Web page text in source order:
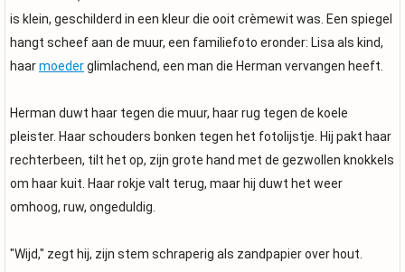
is klein, geschilderd in een kleur die ooit crèmewit was. Een spiegel
hangt scheef aan de muur, een familiefoto eronder: Lisa als kind,
haarmoederglimlachend, een man die Herman vervangen heeft.
Herman duwt haar tegen die muur, haar rug tegen de koele
pleister. Haar schouders bonken tegen het fotolijstje. Hij pakt haar
rechterbeen, tilt het op, zijn grote hand met de gezwollen knokkels
om haar kuit. Haar rokje valt terug, maar hij duwt het weer
omhoog, ruw, ongeduldig.
"Wijd," zegt hij, zijn stem schraperig als zandpapier over hout.